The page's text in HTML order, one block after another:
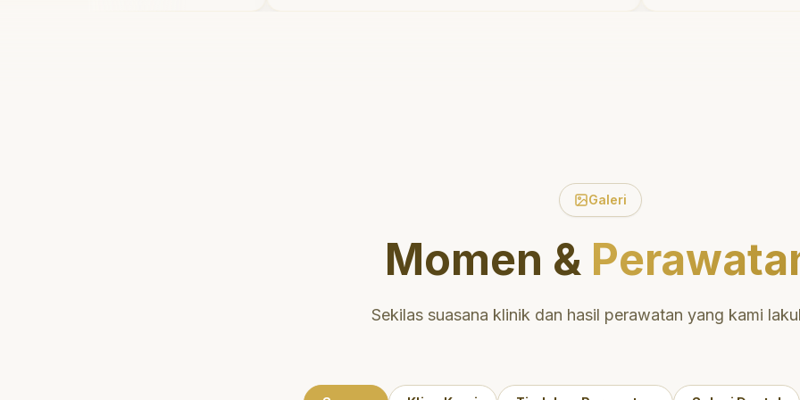
Galeri
Momen &
Sekilas suasana klinik dan hasil perawatan yang kami